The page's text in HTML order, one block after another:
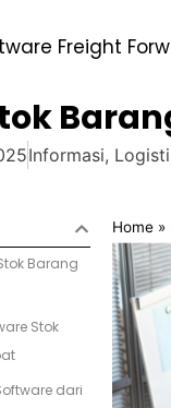
Freight
Informasi,
Barang
Stok
dari
Home »